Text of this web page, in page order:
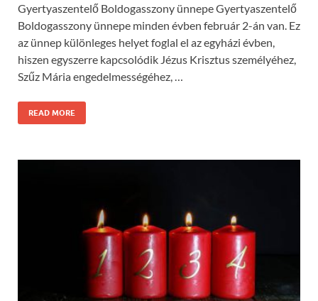
Gyertyaszentelő Boldogasszony ünnepe Gyertyaszentelő
Boldogasszony ünnepe minden évben február 2-án van. Ez
az ünnep különleges helyet foglal el az egyházi évben,
hiszen egyszerre kapcsolódik Jézus Krisztus személyéhez,
Szűz Mária engedelmességéhez, …
READ MORE